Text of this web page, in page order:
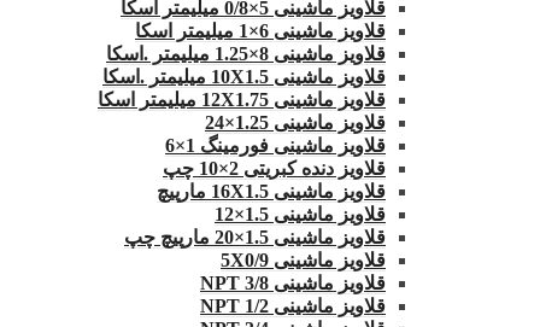
قلاویز ماشینی 5×0/8 میلیمتر اسکا
قلاویز ماشینی 6×1 میلیمتر اسکا
قلاویز ماشینی 8×1.25 میلیمتر .اسکا
قلاویز ماشینی 10X1.5 میلیمتر .اسکا
قلاویز ماشینی 12X1.75 میلیمتر اسکا
قلاویز ماشینی 1.25×24
قلاویز ماشینی فورمینگ 1×6
قلاویز دنده کبریتی 2×10 چپ
قلاویز ماشینی 16X1.5 مارپیچ
قلاویز ماشینی 1.5×12
قلاویز ماشینی 1.5×20 مارپیچ چپ
قلاویز ماشینی 5X0/9
قلاویز ماشینی 3/8 NPT
قلاویز ماشینی 1/2 NPT